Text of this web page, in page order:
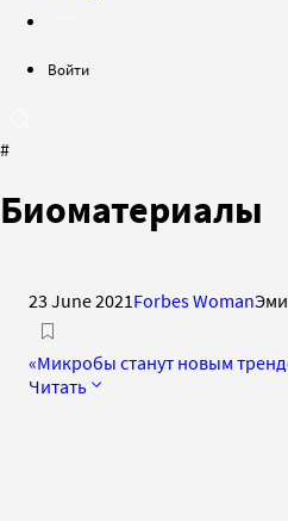
Войти
#
Биоматериалы
23 June 2021 Forbes Woman
«Микробы станут новым
Читать